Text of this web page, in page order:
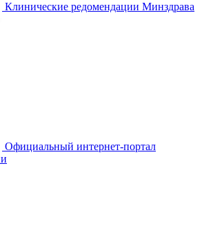
Клинические редомендации Минздрава
Официальный интернет-портал